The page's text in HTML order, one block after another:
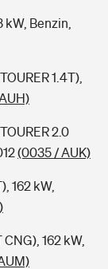
Benzin,
1.4T),
2.0
(0035 / AUK)
162 kW,
162 kW,